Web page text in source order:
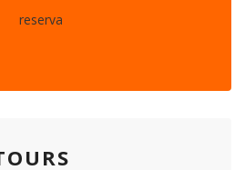
reserva